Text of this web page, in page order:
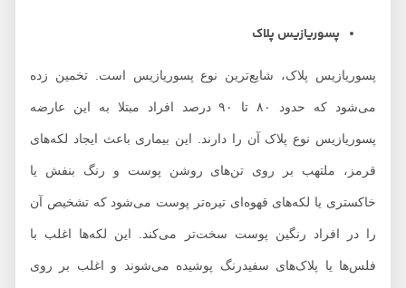
پسوریازیس پلاک
پسوریازیس پلاک، شایع‌ترین نوع پسوریازیس است. تخمین زده
می‌شود که حدود ۸۰ تا ۹۰ درصد افراد مبتلا به این عارضه
پسوریازیس نوع پلاک آن را دارند. این بیماری باعث ایجاد لکه‌های
قرمز، ملتهب بر روی تن‌های روشن پوست و رنگ بنفش یا
خاکستری یا لکه‌های قهوه‌ای تیره‌تر پوست می‌شود که تشخیص آن
را در افراد رنگین پوست سخت‌تر می‌کند. این لکه‌ها اغلب با
فلس‌ها یا پلاک‌های سفیدرنگ پوشیده می‌شوند و اغلب بر روی